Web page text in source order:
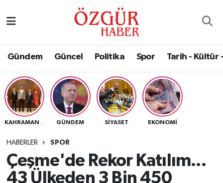
Gündem Güncel Politika Spor Tarih - Kültür
GÜNDEM SIYASET EKONOMI
HABERLER SPOR
Çeşme'de Rekor Katılım...
43 Ülkeden 3 Bin 450
Eğitim
Ekonomi
Güncel
Gündem
Nöbetçi Eczaneler
Namaz Vakitleri
Trafik Durumu
Süper Lig Puan Durumu ve Fikstür
Tüm Manşetler